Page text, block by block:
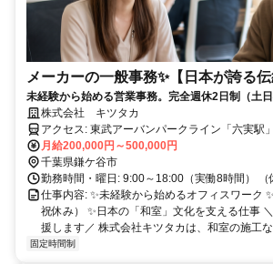
メーカーの一般事務✨️【日本が誇る伝
未経験から始める営業事務。完全週休2日制（土
日。プライベートも大切にできます。
株式会社 キツタカ
アクセス: 東武アーバンパークライン「六実駅」 ※マイカー・バイク
通勤OK（無料駐車場完備） ※交通費は社内規
す。
月給200,000円～500,000円
千葉県鎌ケ谷市
勤務時間・曜日: 9:00～18:00（実働8時間） （
仕事内容: ✨未経験から始めるオフィスワーク
祝休み） ✨日本の「和室」文化を支える仕事
援します／ 株式会社キツタカは、和室の施工
固定時間制